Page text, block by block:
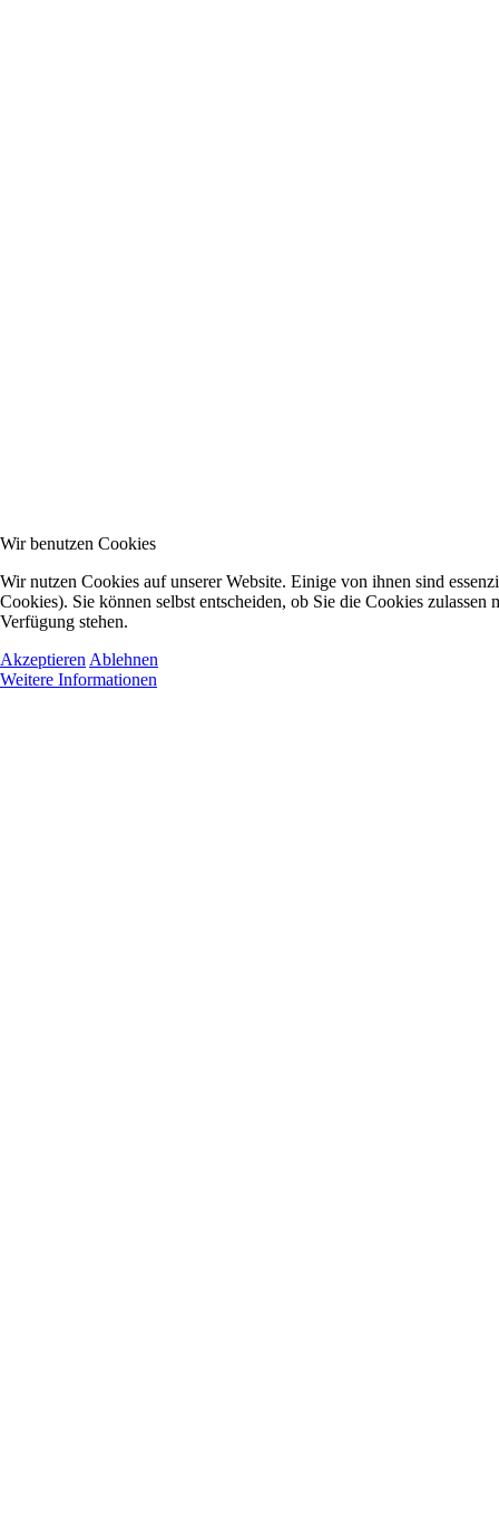
Wir benutzen Cookies
Wir nutzen Cookies auf unserer Website. Einige von ihnen sind
Cookies). Sie können selbst entscheiden, ob Sie die Cookies
Verfügung stehen.
Akzeptieren Ablehnen
Weitere Informationen